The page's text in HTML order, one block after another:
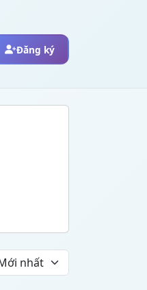
Đăng ký